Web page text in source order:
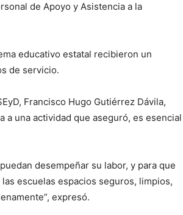
de Apoyo y Asistencia a la
educativo estatal recibieron un
de servicio.
Francisco Hugo Gutiérrez Dávila,
una actividad que aseguró, es esencial
desempeñar su labor, y para que
escuelas espacios seguros, limpios,
expresó.